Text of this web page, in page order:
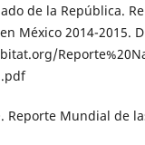
de la República.
México 2014-2015.
Reporte Mundial de